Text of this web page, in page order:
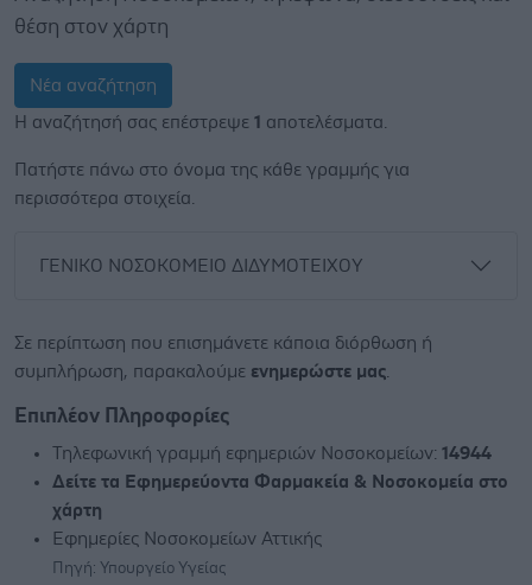
θέση στον χάρτη
Νέα αναζήτηση
Η αναζήτησή σας επέστρεψε 1 αποτελέσματα.
Πατήστε πάνω στο όνομα της κάθε γραμμής για
περισσότερα στοιχεία.
ΓΕΝΙΚΟ ΝΟΣΟΚΟΜΕΙΟ ΔΙΔΥΜΟΤΕΙΧΟΥ
Σε περίπτωση που επισημάνετε κάποια διόρθωση ή
συμπλήρωση, παρακαλούμε ενημερώστε μας
Επιπλέον Πληροφορίες
Τηλεφωνική γραμμή εφημεριών Νοσοκομείων: 14944
Δείτε τα Εφημερεύοντα Φαρμακεία & Νοσοκομεία στο
χάρτη
Εφημερίες Νοσοκομείων Αττικής
Πηγή: Υπουργείο Υγείας